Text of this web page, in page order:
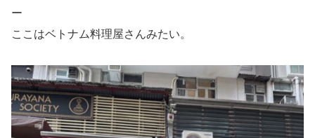
ー
ここはベトナム料理屋さんみたい。